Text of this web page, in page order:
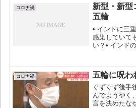
す。 粘り強
コロナ禍
新型・新型
五輪
• インドに三
感染していて
い？• インド
変異株から
と思われる｢
りもさらに...
コロナ禍 五輪に呪わ
ぐずぐず後手
んでようやく
言を決めたな